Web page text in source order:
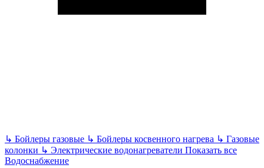
↳ Бойлеры газовые ↳ Бойлеры косвенного нагрева ↳ Газовые
колонки ↳ Электрические водонагреватели Показать все
Водоснабжение